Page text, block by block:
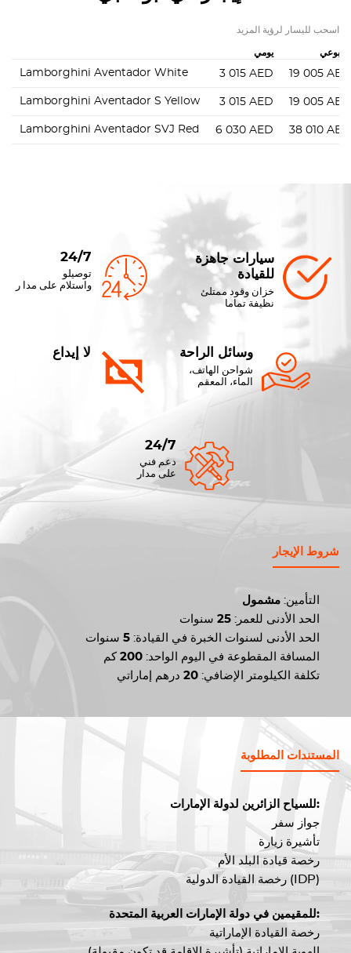
اسحب لليسار لرؤية المزيد
يومي أسبوعي
Lamborghini Aventador White 3 015 AED 19 005 AED
Lamborghini Aventador S Yellow 3 015 AED 19 005 AED
Lamborghini Aventador SVJ Red 6 030 AED 38 010 AED
24/7
توصيلو
واستلام على مدا ر
سيارات جاهزة
للقيادة
خزان وقود ممتلئ
نظيفة تماما
لا إيداع وسائل الراحة
شواحن الهاتف،
الماء، المعقم
24/7
دعم فني
على مدار
شروط الإيجار
التأمين: مشمول
الحد الأدنى للعمر: 25 سنوات
الحد الأدنى لسنوات الخبرة في القيادة: 5 سنوات
المسافة المقطوعة في اليوم الواحد: 200 كم
تكلفة الكيلومتر الإضافي: 20 درهم إماراتي
المستندات المطلوبة
للسياح الزائرين لدولة الإمارات:
جواز سفر
تأشيرة زيارة
رخصة قيادة البلد الأم
رخصة القيادة الدولية (IDP)
للمقيمين في دولة الإمارات العربية المتحدة:
رخصة القيادة الإماراتية